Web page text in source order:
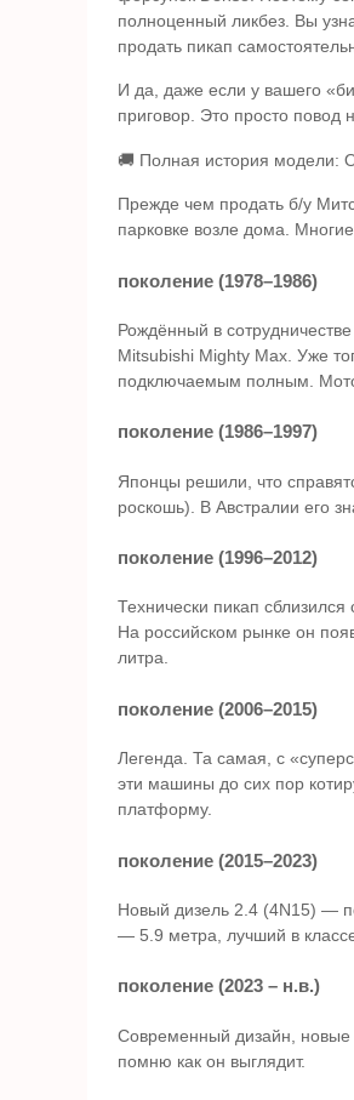
полноценный ликбез. Вы
продать пикап
И да, даже если у вашего
приговор. Это просто повод
🚚 Полная история модели:
Прежде чем продать б/у
парковке возле дома.
поколение (1978–1986)
Рождённый в
Mitsubishi Mighty Max. Уже
подключаемым полным.
поколение (1986–1997)
Японцы решили, что
роскошь). В Австралии его
поколение (1996–2012)
Технически пикап
На российском рынке он
литра.
поколение (2006–2015)
Легенда. Та самая, с
эти машины до сих пор
платформу.
поколение (2015–2023)
Новый дизель 2.4 (4N15) —
— 5.9 метра, лучший в
поколение (2023 – н.в.)
Современный дизайн,
помню как он выглядит.